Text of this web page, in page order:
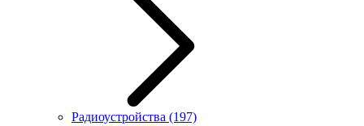
Радиоустройства (197)